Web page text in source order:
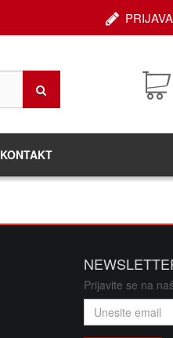
PRIJAVA
KONTAKT
Prijavite se na